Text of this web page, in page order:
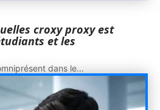
croxy proxy est
et les
dans le…